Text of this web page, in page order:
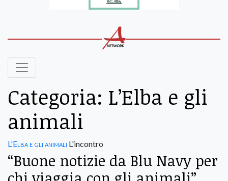
Categoria: L’Elba e gli
animali
L'Elba e gli animali L'incontro
“Buone notizie da Blu Navy per